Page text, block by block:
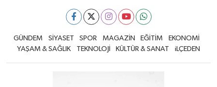
GÜNDEM SİYASET SPOR MAGAZİN EĞİTİM
EKONOMİ
YAŞAM & SAĞLIK
TEKNOLOJİ KÜLTÜR & SANAT iLÇEDEN